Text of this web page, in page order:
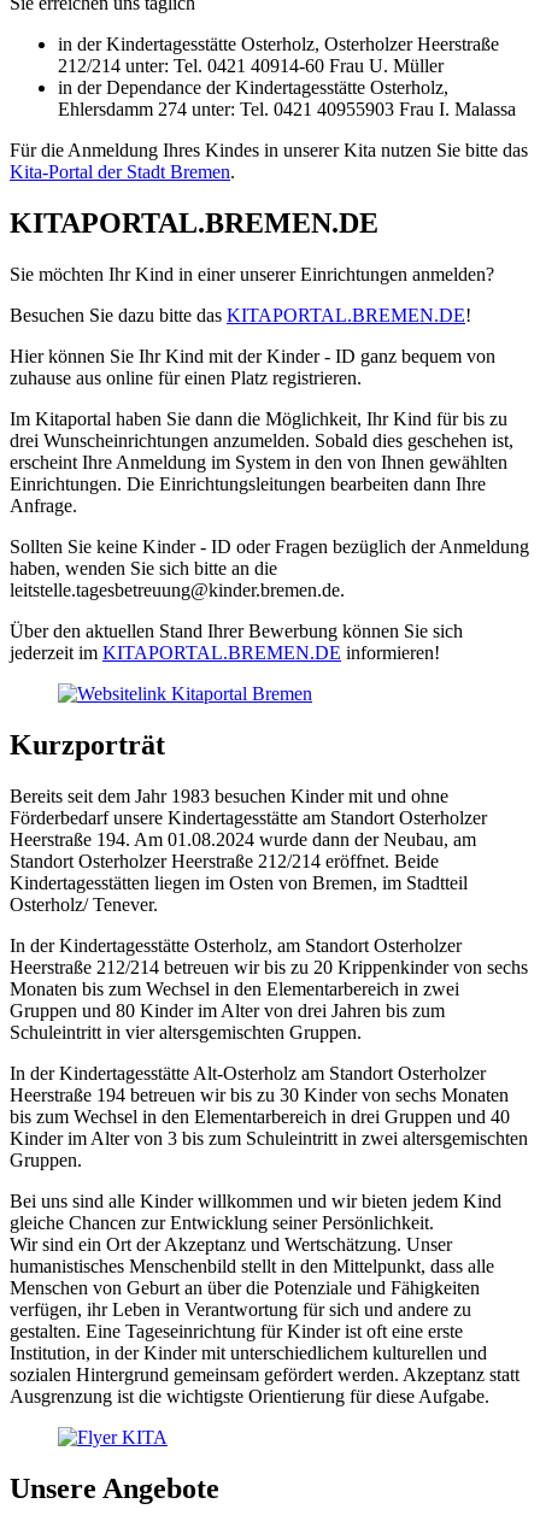
in der Kindertagesstätte Osterholz, Osterholzer Heerstraße
212/214 unter: Tel. 0421 40914-60 Frau U. Müller
in der Dependance der Kindertagesstätte Osterholz,
Ehlersdamm 274 unter: Tel. 0421 40955903 Frau I. Malassa
Für die Anmeldung Ihres Kindes in unserer Kita nutzen Sie bitte das
Kita-Portal der Stadt Bremen.
KITAPORTAL.BREMEN.DE
Sie möchten Ihr Kind in einer unserer Einrichtungen anmelden?
Besuchen Sie dazu bitte das KITAPORTAL.BREMEN.DE!
Hier können Sie Ihr Kind mit der Kinder - ID ganz bequem von
zuhause aus online für einen Platz registrieren.
Im Kitaportal haben Sie dann die Möglichkeit, Ihr Kind für bis zu
drei Wunscheinrichtungen anzumelden. Sobald dies geschehen ist,
erscheint Ihre Anmeldung im System in den von Ihnen gewählten
Einrichtungen. Die Einrichtungsleitungen bearbeiten dann Ihre
Anfrage.
Sollten Sie keine Kinder - ID oder Fragen bezüglich der Anmeldung
haben, wenden Sie sich bitte an die
leitstelle.tagesbetreuung@kinder.bremen.de.
Über den aktuellen Stand Ihrer Bewerbung können Sie sich
jederzeit im KITAPORTAL.BREMEN.DE informieren!
Kurzporträt
Bereits seit dem Jahr 1983 besuchen Kinder mit und ohne
Förderbedarf unsere Kindertagesstätte am Standort Osterholzer
Heerstraße 194. Am 01.08.2024 wurde dann der Neubau, am
Standort Osterholzer Heerstraße 212/214 eröffnet. Beide
Kindertagesstätten liegen im Osten von Bremen, im Stadtteil
Osterholz/ Tenever.
In der Kindertagesstätte Osterholz, am Standort Osterholzer
Heerstraße 212/214 betreuen wir bis zu 20 Krippenkinder von sechs
Monaten bis zum Wechsel in den Elementarbereich in zwei
Gruppen und 80 Kinder im Alter von drei Jahren bis zum
Schuleintritt in vier altersgemischten Gruppen.
In der Kindertagesstätte Alt-Osterholz am Standort Osterholzer
Heerstraße 194 betreuen wir bis zu 30 Kinder von sechs Monaten
bis zum Wechsel in den Elementarbereich in drei Gruppen und 40
Kinder im Alter von 3 bis zum Schuleintritt in zwei altersgemischten
Gruppen.
Bei uns sind alle Kinder willkommen und wir bieten jedem Kind
gleiche Chancen zur Entwicklung seiner Persönlichkeit.
Wir sind ein Ort der Akzeptanz und Wertschätzung. Unser
humanistisches Menschenbild stellt in den Mittelpunkt, dass alle
Menschen von Geburt an über die Potenziale und Fähigkeiten
verfügen, ihr Leben in Verantwortung für sich und andere zu
gestalten. Eine Tageseinrichtung für Kinder ist oft eine erste
Institution, in der Kinder mit unterschiedlichem kulturellen und
sozialen Hintergrund gemeinsam gefördert werden. Akzeptanz statt
Ausgrenzung ist die wichtigste Orientierung für diese Aufgabe.
Unsere Angebote